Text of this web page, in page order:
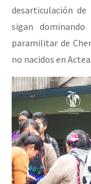
desarticulación
sigan
paramilitar de
no nacidos en